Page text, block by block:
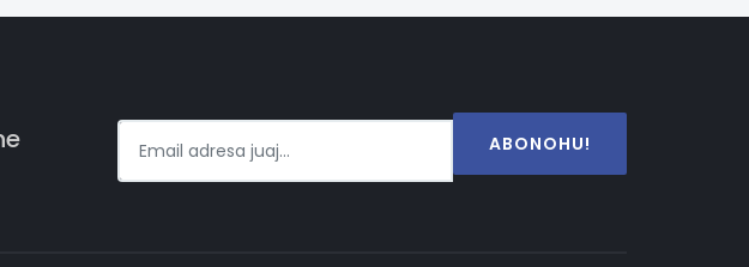
ABONOHU!